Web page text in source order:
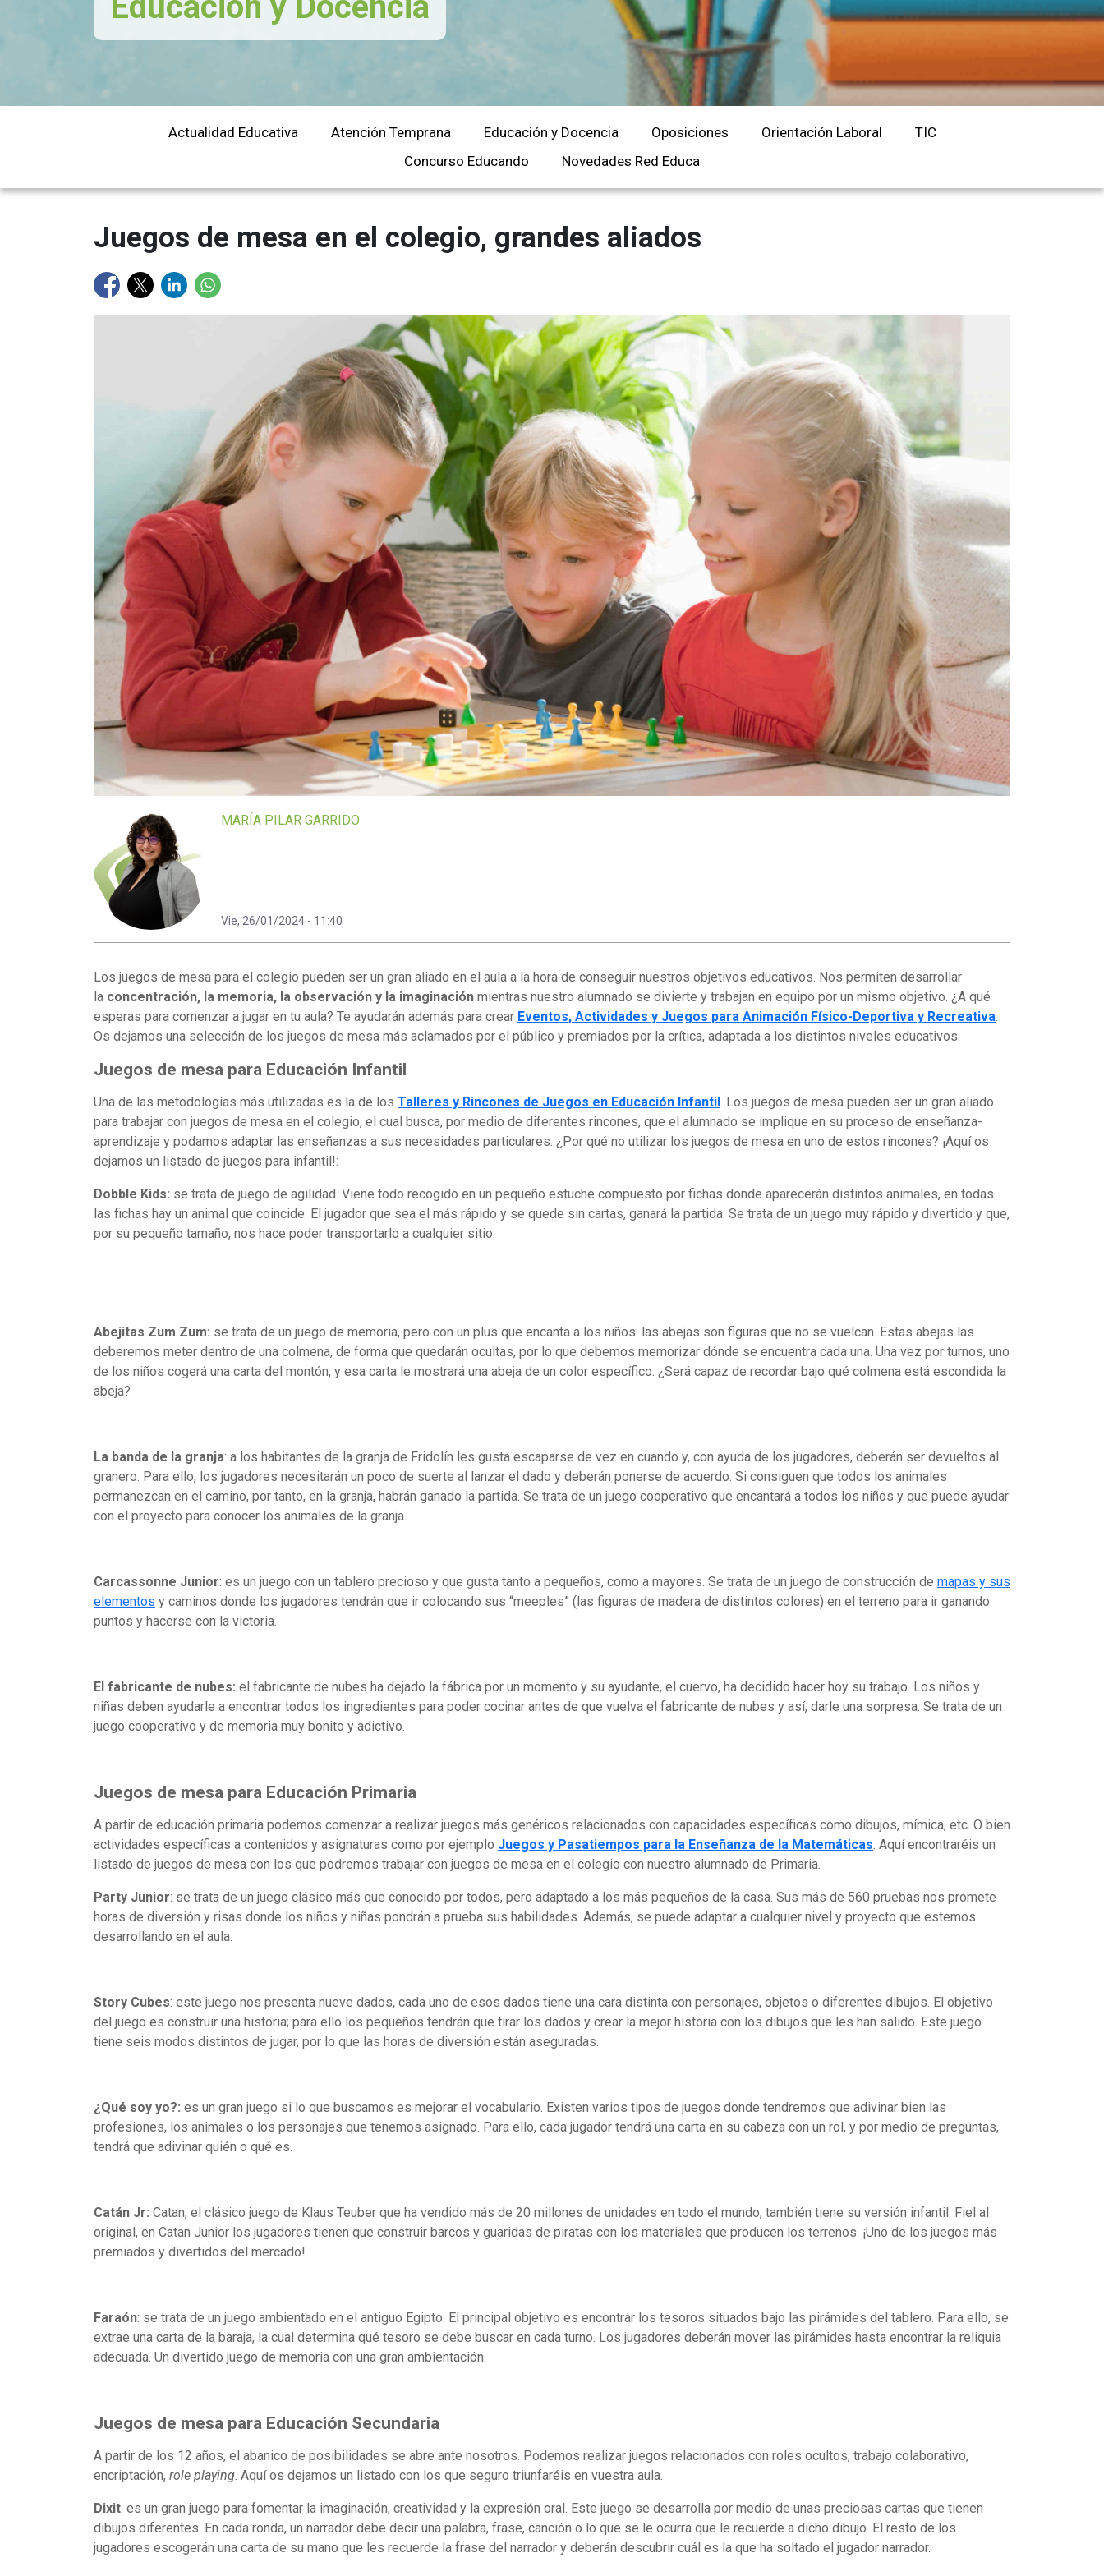
Universitaria
Masteres Educación
Cursos Formación
Profesorado
Másteres Oficiales
Masters Profesionales
Cursos para oposiciones
Orientación Laboral
Responsabilidad Social e
Intervención
Salud y Actividad Física
Actualidad Educativa Atención Temprana Educación y Docencia Oposiciones Orientación Laboral
TIC
Concurso Educando
Novedades Red Educa
Juegos de mesa en el colegio, grandes aliados
MARÍA PILAR GARRIDO
Vie, 26/01/2024 - 11:40
Los juegos de mesa para el colegio pueden ser un gran aliado en el aula a la hora de conseguir nuestros objetivos educativos. Nos permiten desarrollar
la concentración, la memoria, la observación y la imaginación mientras nuestro alumnado se divierte y trabajan en equipo por un mismo objetivo. ¿A qué
esperas para comenzar a jugar en tu aula? Te ayudarán además para crear Eventos, Actividades y Juegos para Animación Físico-Deportiva y Recreativa.
Os dejamos una selección de los juegos de mesa más aclamados por el público y premiados por la crítica, adaptada a los distintos niveles educativos.
Juegos de mesa para Educación Infantil
Una de las metodologías más utilizadas es la de los Talleres y Rincones de Juegos en Educación Infantil. Los juegos de mesa pueden ser un gran aliado
para trabajar con juegos de mesa en el colegio, el cual busca, por medio de diferentes rincones, que el alumnado se implique en su proceso de enseñanza-
aprendizaje y podamos adaptar las enseñanzas a sus necesidades particulares. ¿Por qué no utilizar los juegos de mesa en uno de estos rincones? ¡Aquí os
dejamos un listado de juegos para infantil!:
Dobble Kids: se trata de juego de agilidad. Viene todo recogido en un pequeño estuche compuesto por fichas donde aparecerán distintos animales, en todas
las fichas hay un animal que coincide. El jugador que sea el más rápido y se quede sin cartas, ganará la partida. Se trata de un juego muy rápido y divertido y que,
por su pequeño tamaño, nos hace poder transportarlo a cualquier sitio.
Abejitas Zum Zum: se trata de un juego de memoria, pero con un plus que encanta a los niños: las abejas son figuras que no se vuelcan. Estas abejas las
deberemos meter dentro de una colmena, de forma que quedarán ocultas, por lo que debemos memorizar dónde se encuentra cada una. Una vez por turnos, uno
de los niños cogerá una carta del montón, y esa carta le mostrará una abeja de un color específico. ¿Será capaz de recordar bajo qué colmena está escondida la
abeja?
La banda de la granja: a los habitantes de la granja de Fridolín les gusta escaparse de vez en cuando y, con ayuda de los jugadores, deberán ser devueltos al
granero. Para ello, los jugadores necesitarán un poco de suerte al lanzar el dado y deberán ponerse de acuerdo. Si consiguen que todos los animales
permanezcan en el camino, por tanto, en la granja, habrán ganado la partida. Se trata de un juego cooperativo que encantará a todos los niños y que puede ayudar
con el proyecto para conocer los animales de la granja.
Carcassonne Junior: es un juego con un tablero precioso y que gusta tanto a pequeños, como a mayores. Se trata de un juego de construcción de mapas y sus
elementos y caminos donde los jugadores tendrán que ir colocando sus “meeples” (las figuras de madera de distintos colores) en el terreno para ir ganando
puntos y hacerse con la victoria.
El fabricante de nubes: el fabricante de nubes ha dejado la fábrica por un momento y su ayudante, el cuervo, ha decidido hacer hoy su trabajo. Los niños y
niñas deben ayudarle a encontrar todos los ingredientes para poder cocinar antes de que vuelva el fabricante de nubes y así, darle una sorpresa. Se trata de un
juego cooperativo y de memoria muy bonito y adictivo.
Juegos de mesa para Educación Primaria
A partir de educación primaria podemos comenzar a realizar juegos más genéricos relacionados con capacidades específicas como dibujos, mímica, etc. O bien
actividades específicas a contenidos y asignaturas como por ejemplo Juegos y Pasatiempos para la Enseñanza de la Matemáticas. Aquí encontraréis un
listado de juegos de mesa con los que podremos trabajar con juegos de mesa en el colegio con nuestro alumnado de Primaria.
Party Junior: se trata de un juego clásico más que conocido por todos, pero adaptado a los más pequeños de la casa. Sus más de 560 pruebas nos promete
horas de diversión y risas donde los niños y niñas pondrán a prueba sus habilidades. Además, se puede adaptar a cualquier nivel y proyecto que estemos
desarrollando en el aula.
Story Cubes: este juego nos presenta nueve dados, cada uno de esos dados tiene una cara distinta con personajes, objetos o diferentes dibujos. El objetivo
del juego es construir una historia; para ello los pequeños tendrán que tirar los dados y crear la mejor historia con los dibujos que les han salido. Este juego
tiene seis modos distintos de jugar, por lo que las horas de diversión están aseguradas.
¿Qué soy yo?: es un gran juego si lo que buscamos es mejorar el vocabulario. Existen varios tipos de juegos donde tendremos que adivinar bien las
profesiones, los animales o los personajes que tenemos asignado. Para ello, cada jugador tendrá una carta en su cabeza con un rol, y por medio de preguntas,
tendrá que adivinar quién o qué es.
Catán Jr: Catan, el clásico juego de Klaus Teuber que ha vendido más de 20 millones de unidades en todo el mundo, también tiene su versión infantil. Fiel al
original, en Catan Junior los jugadores tienen que construir barcos y guaridas de piratas con los materiales que producen los terrenos. ¡Uno de los juegos más
premiados y divertidos del mercado!
Faraón: se trata de un juego ambientado en el antiguo Egipto. El principal objetivo es encontrar los tesoros situados bajo las pirámides del tablero. Para ello, se
extrae una carta de la baraja, la cual determina qué tesoro se debe buscar en cada turno. Los jugadores deberán mover las pirámides hasta encontrar la reliquia
adecuada. Un divertido juego de memoria con una gran ambientación.
Juegos de mesa para Educación Secundaria
A partir de los 12 años, el abanico de posibilidades se abre ante nosotros. Podemos realizar juegos relacionados con roles ocultos, trabajo colaborativo,
encriptación, role playing. Aquí os dejamos un listado con los que seguro triunfaréis en vuestra aula.
Dixit: es un gran juego para fomentar la imaginación, creatividad y la expresión oral. Este juego se desarrolla por medio de unas preciosas cartas que tienen
dibujos diferentes. En cada ronda, un narrador debe decir una palabra, frase, canción o lo que se le ocurra que le recuerde a dicho dibujo. El resto de los
jugadores escogerán una carta de su mano que les recuerde la frase del narrador y deberán descubrir cuál es la que ha soltado el jugador narrador.